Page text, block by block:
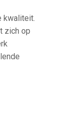
kwaliteit.
zich op